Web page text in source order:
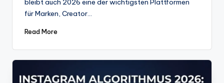
bleibt auch 2026 eine der wichtigsten Plattformen
für Marken, Creator…
Read More